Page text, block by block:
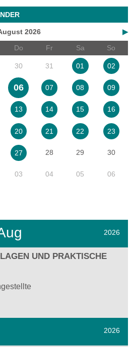
▶
2026
Do Fr Sa So
30 31 01 02
06 07 08 09
13 14 15 16
20 21 22 23
27 28 29 30
03 04 05 06
2026
UND PRAKTISCHE
2026